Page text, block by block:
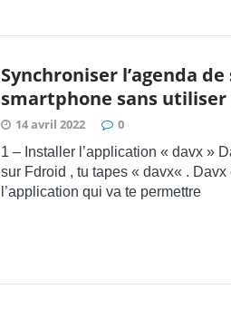
Synchroniser l’agenda de
smartphone sans utiliser
14 avril 2022 0
1 – Installer l’application « davx »
sur Fdroid , tu tapes « davx« . Davx
l’application qui va te permettre